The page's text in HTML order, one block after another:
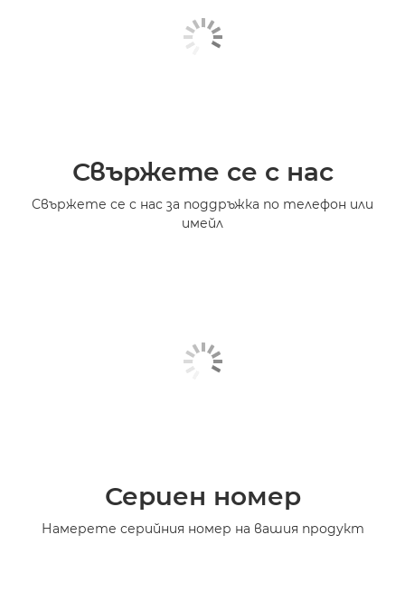
Свържете се с нас
Свържете се с нас за поддръжка по телефон или
имейл
Сериен номер
Намерете серийния номер на вашия продукт